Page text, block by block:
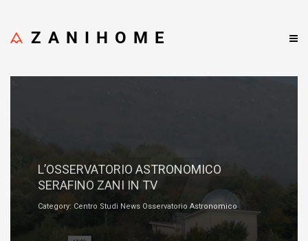
ZANIHOME
L’OSSERVATORIO ASTRONOMICO
SERAFINO ZANI IN TV
Category: Centro Studi News Osservatorio Astronomico